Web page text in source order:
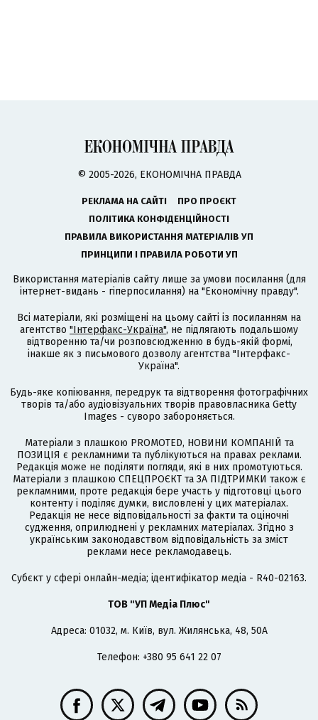
© 2005-2026, ЕКОНОМІЧНА ПРАВДА
РЕКЛАМА НА САЙТІ
ПРО ПРОЄКТ
ПОЛІТИКА КОНФІДЕНЦІЙНОСТІ
ПРАВИЛА ВИКОРИСТАННЯ МАТЕРІАЛІВ УП
ПРИНЦИПИ І ПРАВИЛА РОБОТИ УП
Використання матеріалів сайту лише за умови посилання (для
інтернет-видань - гіперпосилання) на "Економічну правду".
Всі матеріали, які розміщені на цьому сайті із посиланням на
агентство "Інтерфакс-Україна", не підлягають подальшому
відтворенню та/чи розповсюдженню в будь-якій формі,
інакше як з письмового дозволу агентства "Інтерфакс-
Україна".
Будь-яке копіювання, передрук та відтворення фотографічних
творів та/або аудіовізуальних творів правовласника Getty
Images - суворо забороняється.
Матеріали з плашкою PROMOTED, НОВИНИ КОМПАНІЙ та
ПОЗИЦІЯ є рекламними та публікуються на правах реклами.
Редакція може не поділяти погляди, які в них промотуються.
Матеріали з плашкою СПЕЦПРОЄКТ та ЗА ПІДТРИМКИ також є
рекламними, проте редакція бере участь у підготовці цього
контенту і поділяє думки, висловлені у цих матеріалах.
Редакція не несе відповідальності за факти та оціночні
судження, оприлюднені у рекламних матеріалах. Згідно з
українським законодавством відповідальність за зміст
реклами несе рекламодавець.
Cубєкт у сфері онлайн-медіа; ідентифікатор медіа - R40-02163.
ТОВ "УП Медіа Плюс"
Адреса: 01032, м. Київ, вул. Жилянська, 48, 50А
Телефон: +380 95 641 22 07